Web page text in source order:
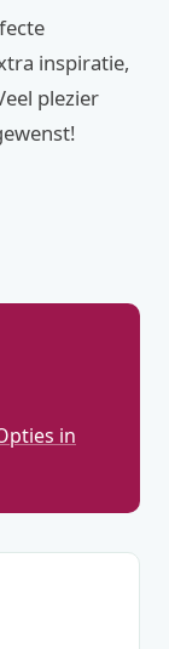
inspiratie,
plezier
in